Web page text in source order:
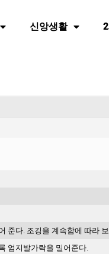
신앙생활
준다. 조깅을 계속함에 따라
엄지발가락을 밀어준다.